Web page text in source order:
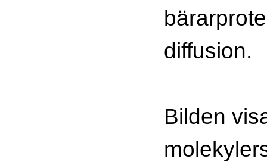
diffusion.
Bilden